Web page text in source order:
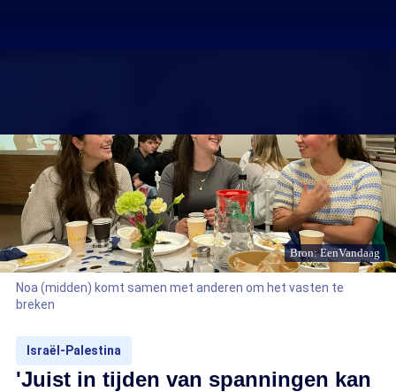
Bron: EenVandaag
Noa (midden) komt samen met anderen om het vasten te
breken
Israël-Palestina
'Juist in tijden van spanningen kan